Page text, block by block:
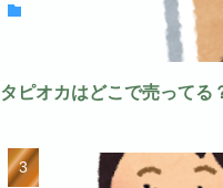
タピオカはどこで売ってる